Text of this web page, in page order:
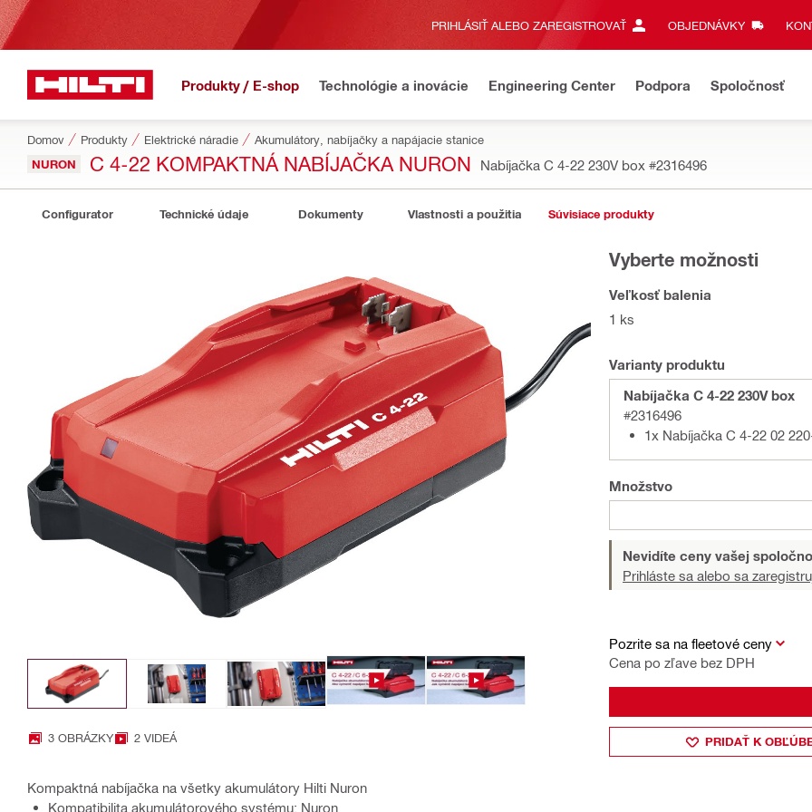
PRIHLÁSIŤ ALEBO ZAREGISTROVAŤ OBJEDNÁVKY
Produkty / E-shop Technológie a inovácie Engineering Center Podpora Spoločnosť
Domov Produkty Elektrické náradie Akumulátory, nabíjačky a napájacie stanice
NURON C 4-22 KOMPAKTNÁ NABÍJAČKA NURON Nabíjačka C 4-22 230V box #2316496
Configurator Technické údaje Dokumenty Vlastnosti a použitia Súvisiace produkty
3 OBRÁZKY 2 VIDEÁ
Kompaktná nabíjačka na všetky akumulátory Hilti Nuron
Kompatibilita akumulátorového systému: Nuron
Vyberte možnosti
Veľkosť balenia
1 ks
Varianty produktu
Nabíjačka C 4-22 230V box
#2316496
1x Nabíjačka C 4-22 02
Množstvo
Nevidíte ceny vašej
Prihláste sa alebo sa
Pozrite sa na fleetové ceny
Cena po zľave bez DPH
PRIDAŤ K